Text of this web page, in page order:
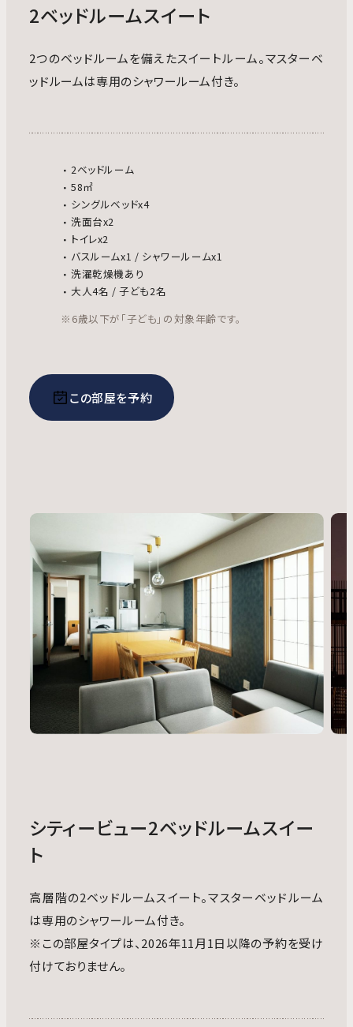
2ベッドルームスイート
2つのベッドルームを備えたスイートルーム。マスターベ
ッドルームは専用のシャワールーム付き。
2ベッドルーム
58㎡
シングルベッドx4
洗面台x2
トイレx2
バスルームx1 / シャワールームx1
洗濯乾燥機あり
大人4名 / 子ども2名
※6歳以下が「子ども」の対象年齢です。
この部屋を予約
シティービュー2ベッドルームスイー
ト
高層階の2ベッドルームスイート。マスターベッドルーム
は専用のシャワールーム付き。
※この部屋タイプは、2026年11月1日以降の予約を受け
付けておりません。